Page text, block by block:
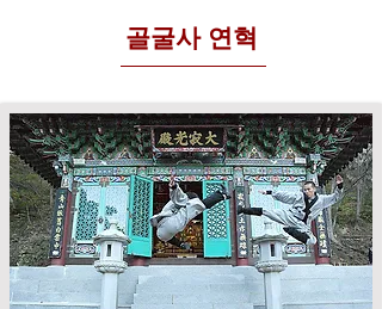
골굴사 연혁